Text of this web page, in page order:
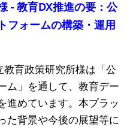
- 教育DX推進の要：公
フォームの構築・運用
教育政策研究所様は「公
ム」を通して、教育デー
進めています。本プラッ
た背景や今後の展望等に